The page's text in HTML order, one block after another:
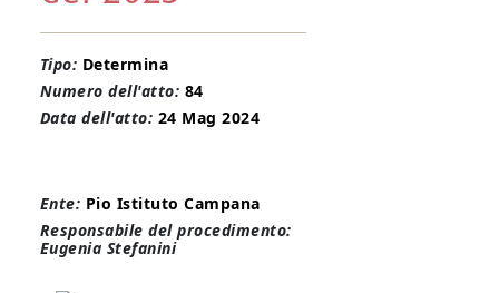
Tipo: Determina
Numero dell'atto: 84
Data dell'atto: 24 Mag 2024
Ente: Pio Istituto Campana
Responsabile del procedimento:
Eugenia Stefanini